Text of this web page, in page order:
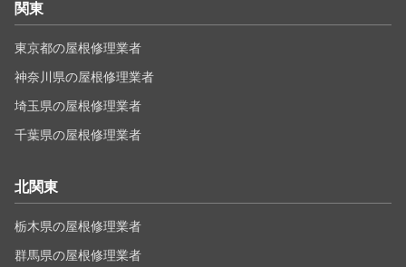
関東
東京都の屋根修理業者
神奈川県の屋根修理業者
埼玉県の屋根修理業者
千葉県の屋根修理業者
北関東
栃木県の屋根修理業者
群馬県の屋根修理業者